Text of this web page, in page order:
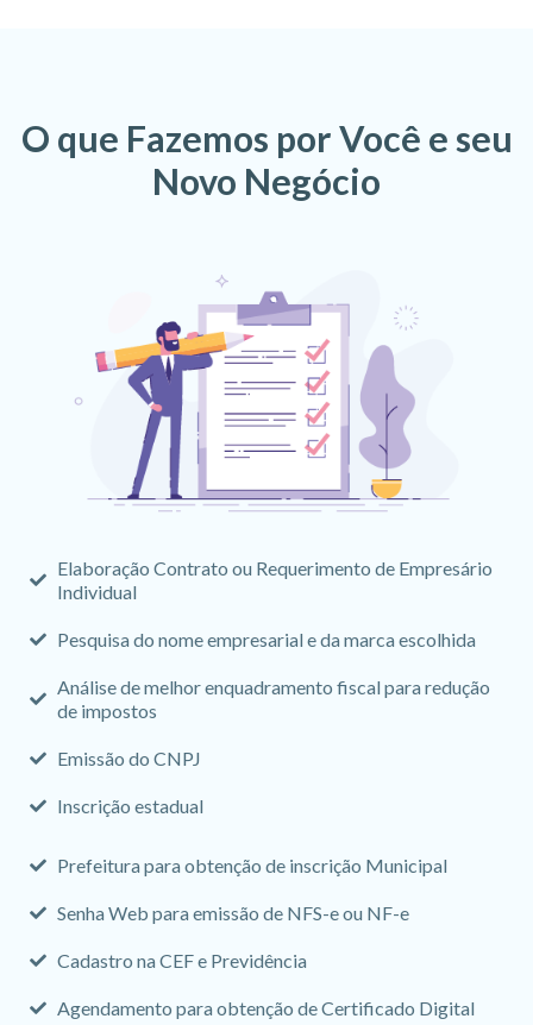
O que Fazemos por Você e seu
Novo Negócio
Elaboração Contrato ou Requerimento de Empresário
Individual
Pesquisa do nome empresarial e da marca escolhida
Análise de melhor enquadramento fiscal para redução
de impostos
Emissão do CNPJ
Inscrição estadual
Prefeitura para obtenção de inscrição Municipal
Senha Web para emissão de NFS-e ou NF-e
Cadastro na CEF e Previdência
Agendamento para obtenção de Certificado Digital